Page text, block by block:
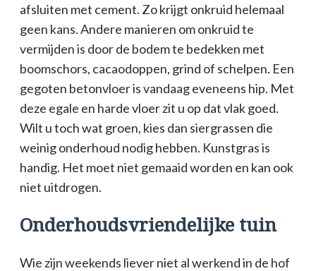
afsluiten met cement. Zo krijgt onkruid helemaal
geen kans. Andere manieren om onkruid te
vermijden is door de bodem te bedekken met
boomschors, cacaodoppen, grind of schelpen. Een
gegoten betonvloer is vandaag eveneens hip. Met
deze egale en harde vloer zit u op dat vlak goed.
Wilt u toch wat groen, kies dan siergrassen die
weinig onderhoud nodig hebben. Kunstgras is
handig. Het moet niet gemaaid worden en kan ook
niet uitdrogen.
Onderhoudsvriendelijke tuin
Wie zijn weekends liever niet al werkend in de hof